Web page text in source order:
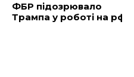
ФБР підозрювало
Трампа у роботі на рф